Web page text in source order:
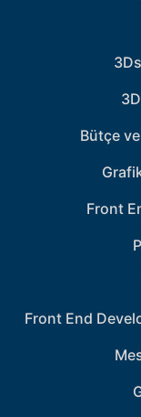
Bütçe
Front
Front End